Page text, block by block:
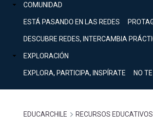
mi
cuenta
COMUNIDAD
ESTÁ PASANDO EN LAS REDES
DESCUBRE REDES, INTERCAMBIA
EXPLORACIÓN
EXPLORA, PARTICIPA, INSPÍRATE NO
[Educarchile
Mobile]
Menú
Inicia
Sobrescribir
EDUCARCHILE RECURSOS EDUCATIVOS